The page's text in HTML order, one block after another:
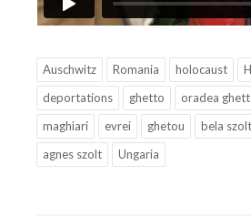
Auschwitz Romania holocaust
deportations
ghetto oradea
maghiari
evrei ghetou bela szolt
agnes szolt
Ungaria